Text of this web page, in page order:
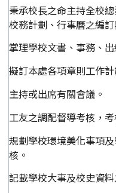
秉承校長之命主持全校
校務計劃、行事曆之編訂
掌理學校文書、事務、出
擬訂本處各項章則工作
主持或出席有關會議。
工友之調配督導考核，
規劃學校環境美化事項
核。
記載學校大事及校史資